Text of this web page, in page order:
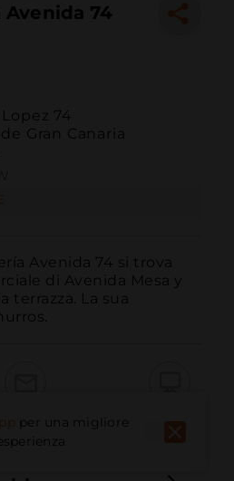
74
74
Gran Canaria
Avenida 74 si trova
di Avenida Mesa y
terrazza. La sua
E-mail
per una migliore